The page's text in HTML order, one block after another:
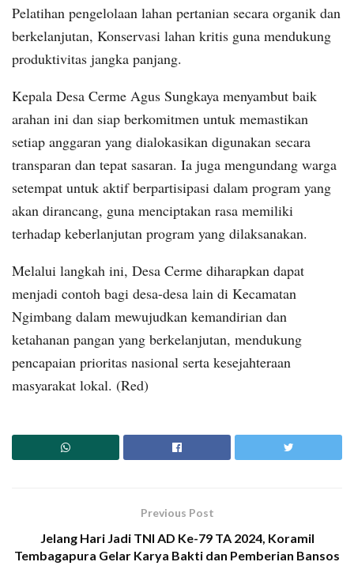
Pelatihan pengelolaan lahan pertanian secara organik dan
berkelanjutan, Konservasi lahan kritis guna mendukung
produktivitas jangka panjang.
Kepala Desa Cerme Agus Sungkaya menyambut baik
arahan ini dan siap berkomitmen untuk memastikan
setiap anggaran yang dialokasikan digunakan secara
transparan dan tepat sasaran. Ia juga mengundang warga
setempat untuk aktif berpartisipasi dalam program yang
akan dirancang, guna menciptakan rasa memiliki
terhadap keberlanjutan program yang dilaksanakan.
Melalui langkah ini, Desa Cerme diharapkan dapat
menjadi contoh bagi desa-desa lain di Kecamatan
Ngimbang dalam mewujudkan kemandirian dan
ketahanan pangan yang berkelanjutan, mendukung
pencapaian prioritas nasional serta kesejahteraan
masyarakat lokal. (Red)
Previous Post
Jelang Hari Jadi TNI AD Ke-79 TA 2024, Koramil
Tembagapura Gelar Karya Bakti dan Pemberian Bansos